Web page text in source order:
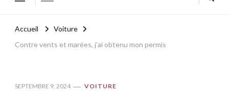
Accueil
Voiture
Contre vents et marées, j’ai obtenu mon permis
SEPTEMBRE 9, 2024 VOITURE